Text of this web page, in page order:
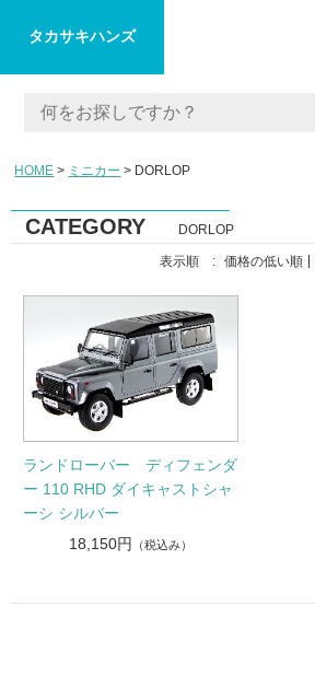
タカサキハンズ
HOME ミニカー DORLOP
CATEGORY DORLOP
表示順 : 価格の低い順
ランドローバー ディフェンダ
ー 110 RHD ダイキャストシャ
ーシ シルバー
18,150円
（税込み）